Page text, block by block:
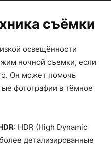
съёмки
освещённости
ночной съемки, если
Он может помочь
фотографии в тёмное
: HDR (High Dynamic
детализированные